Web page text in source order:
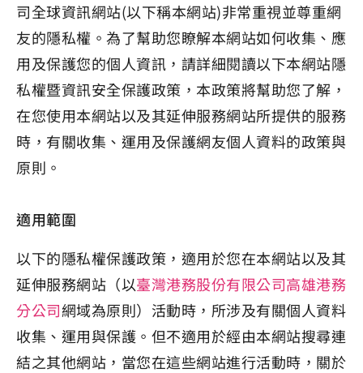
司全球資訊網站(以下稱本網站)非常重視並尊重網
友的隱私權。為了幫助您瞭解本網站如何收集、應
用及保護您的個人資訊，請詳細閱讀以下本網站隱
私權暨資訊安全保護政策，本政策將幫助您了解，
在您使用本網站以及其延伸服務網站所提供的服務
時，有關收集、運用及保護網友個人資料的政策與
原則。
適用範圍
以下的隱私權保護政策，適用於您在本網站以及其
延伸服務網站（以臺灣港務股份有限公司高雄港務
分公司網域為原則）活動時，所涉及有關個人資料
收集、運用與保護。但不適用於經由本網站搜尋連
結之其他網站，當您在這些網站進行活動時，關於